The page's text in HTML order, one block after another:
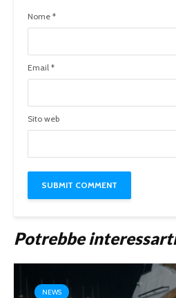
Nome *
Email *
Sito web
Potrebbe
NEWS